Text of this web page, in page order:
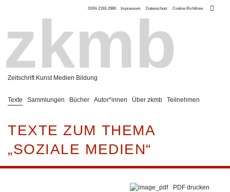
zkmb
Zeitschrift Kunst Medien Bildung
ISSN 2193-2980 Impressum Datenschutz Cookie-Richtlinie
Texte Sammlungen Bücher Autor*innen Über zkmb Teilnehmen
TEXTE ZUM THEMA
„SOZIALE MEDIEN“
PDF drucken